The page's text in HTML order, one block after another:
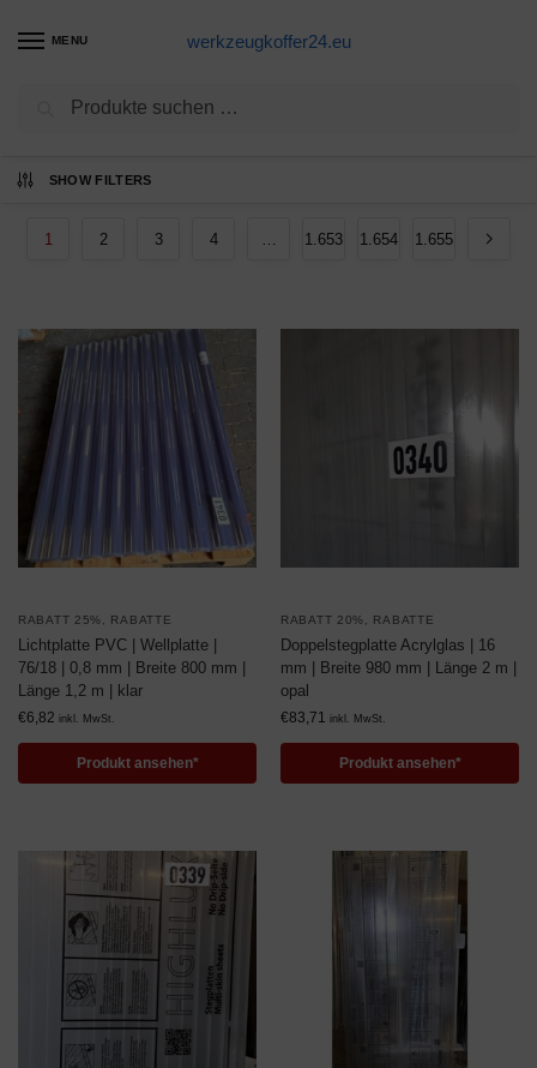
MENU werkzeugkoffer24.eu
SHOW FILTERS
angezeigt
1 2 3 4 … 1.653 1.654 1.655
RABATT 25% RABATTE
Lichtplatte PVC | Wellplatte |
76/18 | 0,8 mm | Breite 800 mm |
Länge 1,2 m | klar
€6,82 inkl. MwSt.
Produkt ansehen*
RABATT 20% RABATTE
Doppelstegplatte Acrylglas | 16
mm | Breite 980 mm | Länge 2 m |
opal
€83,71 inkl. MwSt.
Produkt ansehen*